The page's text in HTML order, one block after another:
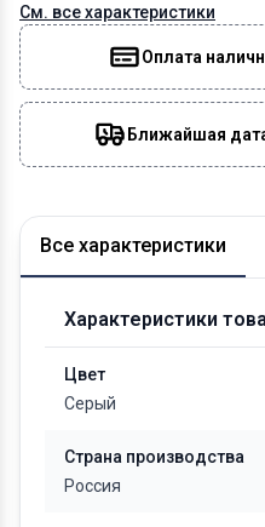
См. все характеристики
Оплата
Ближайшая
Все характеристики
Характеристики
Цвет
Серый
Страна производства
Россия